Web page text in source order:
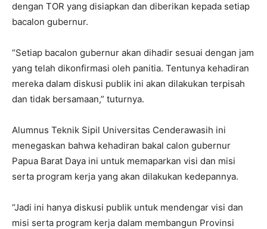
dengan TOR yang disiapkan dan diberikan kepada setiap
bacalon gubernur.
“Setiap bacalon gubernur akan dihadir sesuai dengan jam
yang telah dikonfirmasi oleh panitia. Tentunya kehadiran
mereka dalam diskusi publik ini akan dilakukan terpisah
dan tidak bersamaan,” tuturnya.
Alumnus Teknik Sipil Universitas Cenderawasih ini
menegaskan bahwa kehadiran bakal calon gubernur
Papua Barat Daya ini untuk memaparkan visi dan misi
serta program kerja yang akan dilakukan kedepannya.
“Jadi ini hanya diskusi publik untuk mendengar visi dan
misi serta program kerja dalam membangun Provinsi